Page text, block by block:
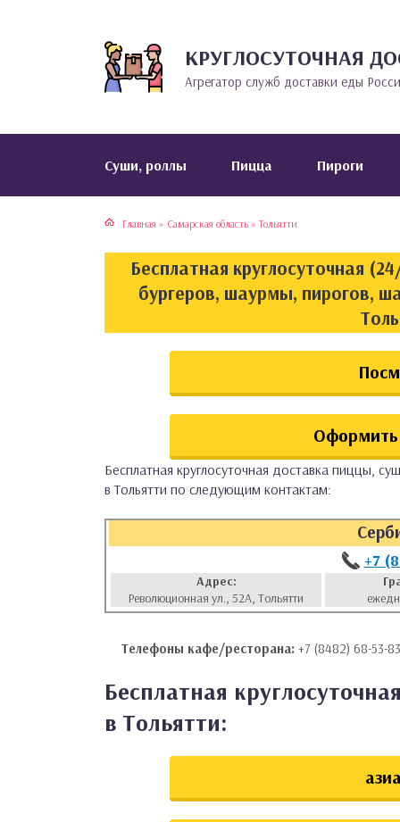
КРУГЛОСУТОЧНАЯ
Агрегатор служб доставки еды
Cуши, роллы Пицца Пироги
Главная » Самарская область » Тольятти
Бесплатная круглосуточная
бургеров, шаурмы, пирогов,
Оформить
Бесплатная круглосуточная доставка пиццы,
в Тольятти по следующим контактам:
+7
Адрес:
Революционная ул., 52А, Тольятти
Телефоны кафе/ресторана: +7 (8482) 68-53-83
Бесплатная
в Тольятти:
кухня